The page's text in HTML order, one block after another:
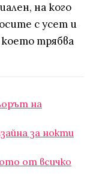
на кого
с усет и
трябва
на
за нокти
от всичко